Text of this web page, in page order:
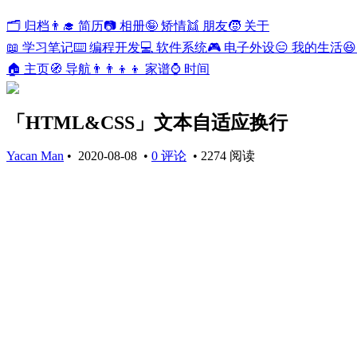
🗂️ 归档 👨‍🎓 简历📷 相册🤪 矫情👯 朋友🧒 关于
📖 学习笔记⌨️ 编程开发💻 软件系统🎮 电子外设😑 我的生活
🏠 主页🧭 导航 👨‍👨‍👦‍👦 家谱⌚ 时间
「HTML&CSS」文本自适应换行
Yacan Man • 2020-08-08 • 0 评论 • 2274 阅读